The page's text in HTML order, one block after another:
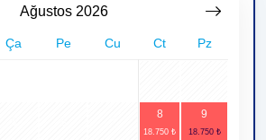
Ağustos 2026
Ça Pe Cu Ct Pz
8 9